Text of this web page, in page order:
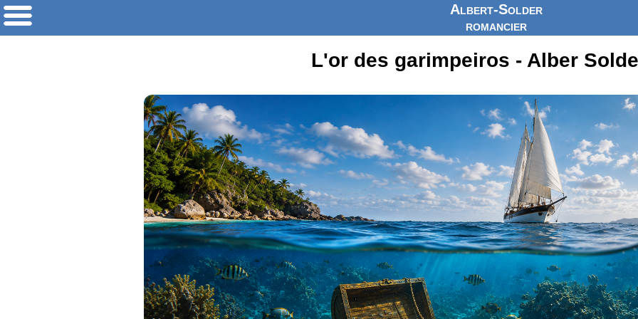
Albert-Solder
romancier
L'or des garimpeiros - Alber